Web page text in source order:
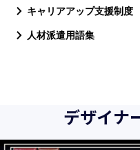
キャリアアップ支援制度
人材派遣用語集
デザイナ